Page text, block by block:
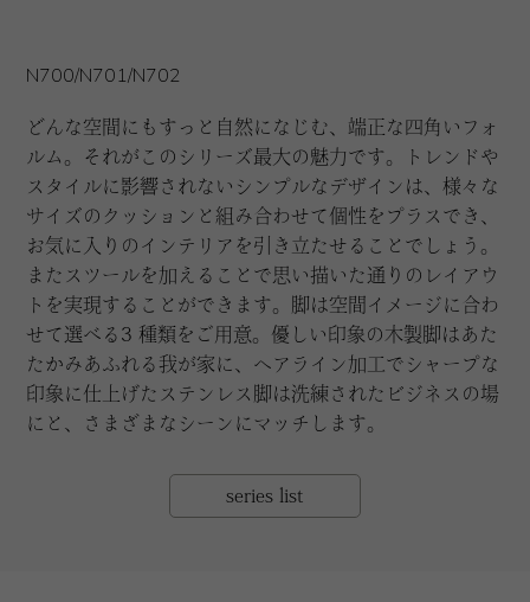
N700/N701/N702
どんな空間にもすっと自然になじむ、端正な四角いフォ
ルム。それがこのシリーズ最大の魅力です。トレンドや
スタイルに影響されないシンプルなデザインは、様々な
サイズのクッションと組み合わせて個性をプラスでき、
お気に入りのインテリアを引き立たせることでしょう。
またスツールを加えることで思い描いた通りのレイアウ
トを実現することができます。脚は空間イメージに合わ
せて選べる3 種類をご用意。優しい印象の木製脚はあた
たかみあふれる我が家に、ヘアライン加工でシャープな
印象に仕上げたステンレス脚は洗練されたビジネスの場
にと、さまざまなシーンにマッチします。
series list